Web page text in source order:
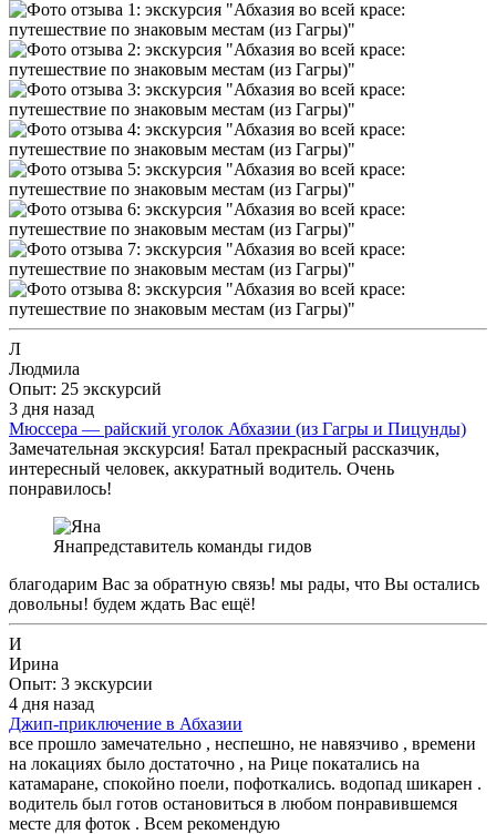
Л
Людмила
Опыт: 25 экскурсий
3 дня назад
Мюссера — райский уголок Абхазии (из Гагры и Пицунды)
Замечательная экскурсия! Батал прекрасный рассказчик,
интересный человек, аккуратный водитель. Очень
понравилось!
Янапредставитель команды гидов
благодарим Вас за обратную связь! мы рады, что Вы остались
довольны! будем ждать Вас ещё!
И
Ирина
Опыт: 3 экскурсии
4 дня назад
Джип-приключение в Абхазии
все прошло замечательно , неспешно, не навязчиво , времени
на локациях было достаточно , на Рице покатались на
катамаране, спокойно поели, пофоткались. водопад шикарен .
водитель был готов остановиться в любом понравившемся
месте для фоток . Всем рекомендую